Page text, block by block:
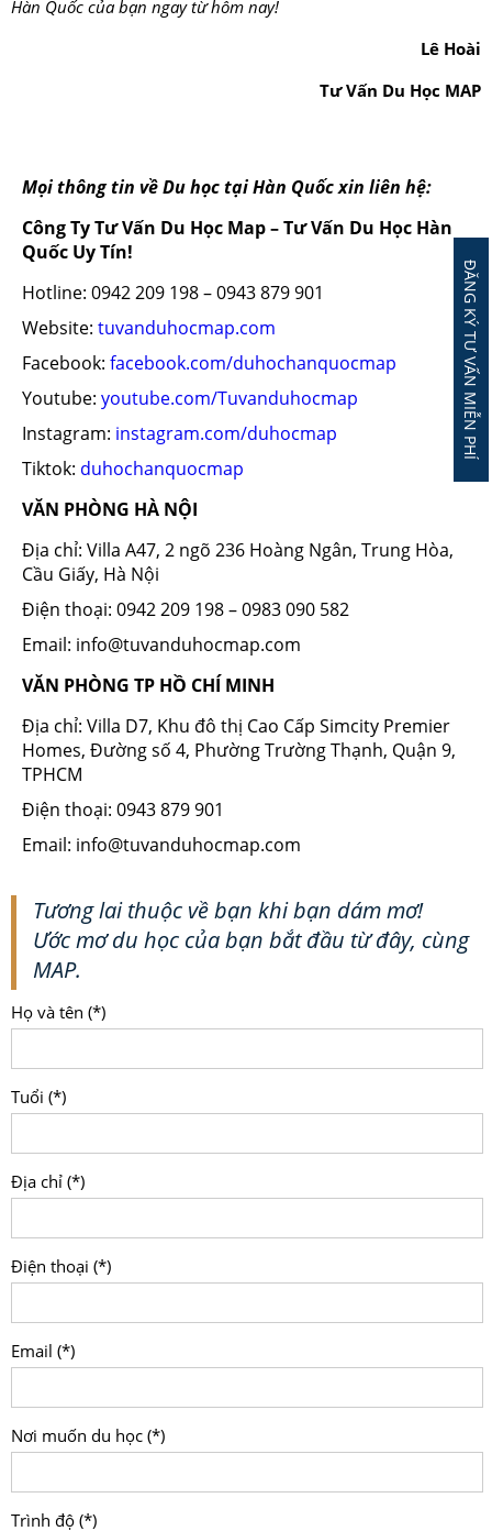
Hàn Quốc của bạn ngay từ hôm nay!
Lê Hoài
Tư Vấn Du Học MAP
Mọi thông tin về Du học tại Hàn Quốc xin liên hệ:
Công Ty Tư Vấn Du Học Map – Tư Vấn Du Học Hàn
Quốc Uy Tín!
Hotline: 0942 209 198 – 0943 879 901
Website: tuvanduhocmap.com
Facebook: facebook.com/duhochanquocmap
Youtube: youtube.com/Tuvanduhocmap
Instagram: instagram.com/duhocmap
Tiktok: duhochanquocmap
VĂN PHÒNG HÀ NỘI
Địa chỉ: Villa A47, 2 ngõ 236 Hoàng Ngân, Trung Hòa,
Cầu Giấy, Hà Nội
Điện thoại: 0942 209 198 – 0983 090 582
Email: info@tuvanduhocmap.com
VĂN PHÒNG TP HỒ CHÍ MINH
Địa chỉ: Villa D7, Khu đô thị Cao Cấp Simcity Premier
Homes, Đường số 4, Phường Trường Thạnh, Quận 9,
TPHCM
Điện thoại: 0943 879 901
Email: info@tuvanduhocmap.com
Tương lai thuộc về bạn khi bạn dám mơ!
Ước mơ du học của bạn bắt đầu từ đây, cùng
MAP.
Họ và tên (*)
Tuổi (*)
Địa chỉ (*)
Điện thoại (*)
Email (*)
Nơi muốn du học (*)
Trình độ (*)
ĐĂNG KÝ TƯ VẤN MIỄN PHÍ